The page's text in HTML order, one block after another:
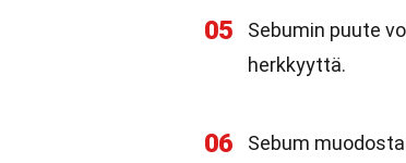
05
Sebumin puute
herkkyyttä.
06
Sebum